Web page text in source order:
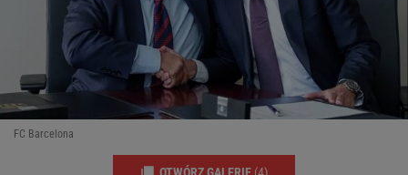
FC Barcelona